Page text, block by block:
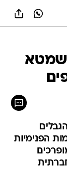
שמטא
הפנימיות